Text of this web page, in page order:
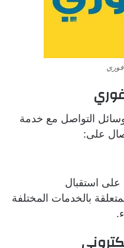
التواصل مع خدمة
على:
على استقبال
بالخدمات المختلفة